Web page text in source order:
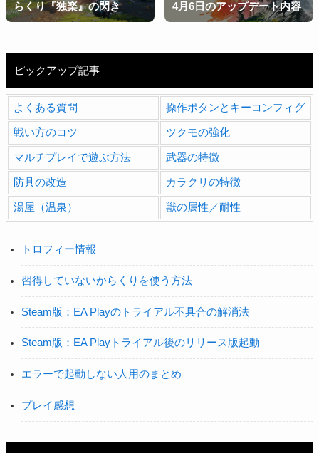
らくり『独楽』の閃き
4月6日のアップデート内容
ピックアップ記事
よくある質問 操作ボタンとキーコンフィグ
戦い方のコツ ツクモの強化
マルチプレイで遊ぶ方法 武器の特徴
防具の改造 カラクリの特徴
湯屋（温泉） 獣の属性／耐性
トロフィー情報
習得していないからくりを使う方法
Steam版：EA Playのトライアル不具合の解消法
Steam版：EA Playトライアル後のリリース版起動
エラーで起動しない人用のまとめ
プレイ感想